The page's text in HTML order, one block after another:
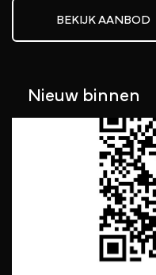
BEKIJK AANBOD
Nieuw binnen